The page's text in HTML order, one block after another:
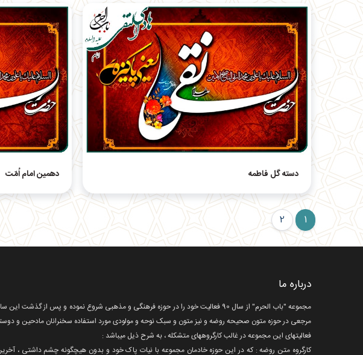
دسته گل فاطمه دهمین امام اُمّت
1
2
درباره ما
مجموعه "باب الحرم" از سال 90 فعالیت خود را در حوزه فرهنگی و مذهبی شروع نموده و پس
مرجعی در حوزه متون صحیحه روضه و نیز متون و سبک نوحه و مولودی مورد استفاده سخنرانان مادحین و
فعالیتهای این مجموعه در غالب کارگروههای متشکله ، به شرح ذیل میباشد :
کارگروه متن روضه : که در این حوزه خادمان مجموعه با نیات پاک خود و بدون هیچگونه چشم داشتی ،